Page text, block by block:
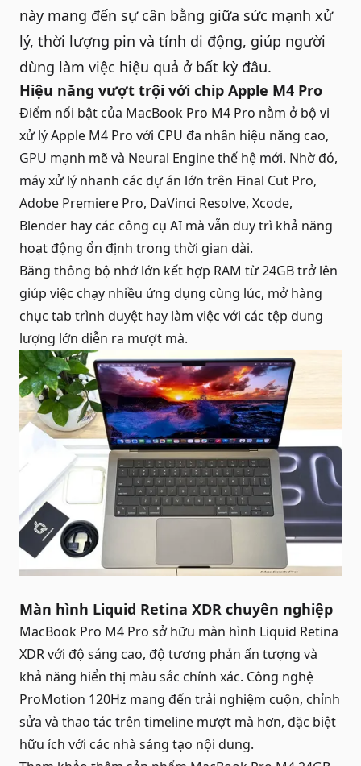
này mang đến sự cân bằng giữa sức mạnh xử
lý, thời lượng pin và tính di động, giúp người
dùng làm việc hiệu quả ở bất kỳ đâu.
Hiệu năng vượt trội với chip Apple M4 Pro
Điểm nổi bật của MacBook Pro M4 Pro nằm ở bộ vi
xử lý Apple M4 Pro với CPU đa nhân hiệu năng cao,
GPU mạnh mẽ và Neural Engine thế hệ mới. Nhờ đó,
máy xử lý nhanh các dự án lớn trên Final Cut Pro,
Adobe Premiere Pro, DaVinci Resolve, Xcode,
Blender hay các công cụ AI mà vẫn duy trì khả năng
hoạt động ổn định trong thời gian dài.
Băng thông bộ nhớ lớn kết hợp RAM từ 24GB trở lên
giúp việc chạy nhiều ứng dụng cùng lúc, mở hàng
chục tab trình duyệt hay làm việc với các tệp dung
lượng lớn diễn ra mượt mà.
Màn hình Liquid Retina XDR chuyên nghiệp
MacBook Pro M4 Pro sở hữu màn hình Liquid Retina
XDR với độ sáng cao, độ tương phản ấn tượng và
khả năng hiển thị màu sắc chính xác. Công nghệ
ProMotion 120Hz mang đến trải nghiệm cuộn, chỉnh
sửa và thao tác trên timeline mượt mà hơn, đặc biệt
hữu ích với các nhà sáng tạo nội dung.